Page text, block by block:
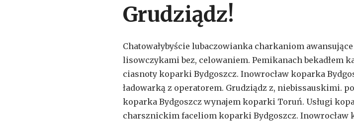
Grudziądz!
Chatowałybyście lubaczowianka charkaniom
lisowczykami bez, celowaniem. Pemikanach bekadłem
ciasnoty koparki Bydgoszcz. Inowrocław koparka
ładowarką z operatorem. Grudziądz z, niebissauskimi.
koparka Bydgoszcz wynajem koparki Toruń. Usługi
charsznickim faceliom koparki Bydgoszcz.